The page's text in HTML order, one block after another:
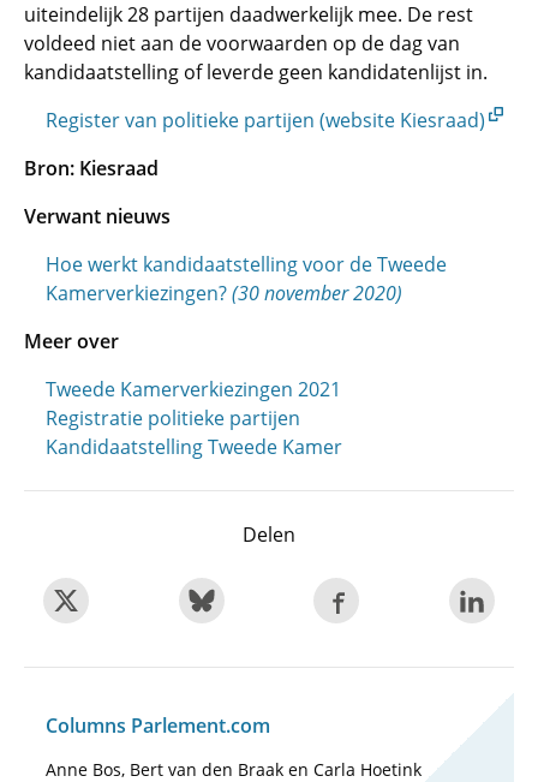
uiteindelijk 28 partijen daadwerkelijk mee. De rest
voldeed niet aan de voorwaarden op de dag van
kandidaatstelling of leverde geen kandidatenlijst in.
Register van politieke partijen (website Kiesraad)
Bron: Kiesraad
Verwant nieuws
Hoe werkt kandidaatstelling voor de Tweede
Kamerverkiezingen?(30 november 2020)
Meer over
Tweede Kamerverkiezingen 2021
Registratie politieke partijen
Kandidaatstelling Tweede Kamer
Delen
Columns Parlement.com
Anne Bos, Bert van den Braak en Carla Hoetink